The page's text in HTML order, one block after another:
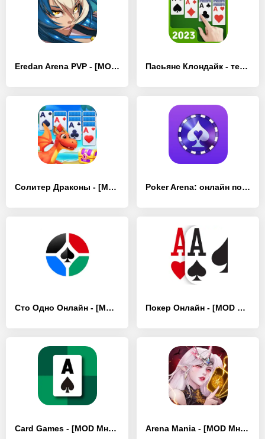
Eredan Arena PVP - [MOD Бесконечные монеты] Пасьянс Клондайк - терпение - [MOD Много монет]
Солитер Драконы - [MOD Много денег] Poker Arena: онлайн покер - [MOD Бесконечные монеты]
Сто Одно Онлайн - [MOD Много монет] Покер Онлайн - [MOD Бесконечные деньги]
Card Games - [MOD Много монет] Arena Mania - [MOD Много монет]